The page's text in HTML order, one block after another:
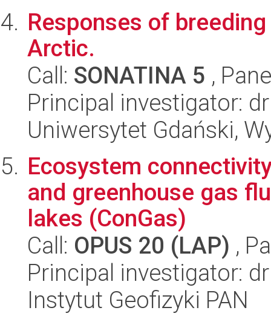
Responses of
Arctic.
Call: SONATINA 5 ,
Principal investigator:
Uniwersytet Gdański,
Ecosystem
and greenhouse gas
lakes (ConGas)
Call: OPUS 20 (LAP) ,
Principal investigator:
Instytut Geofizyki PAN